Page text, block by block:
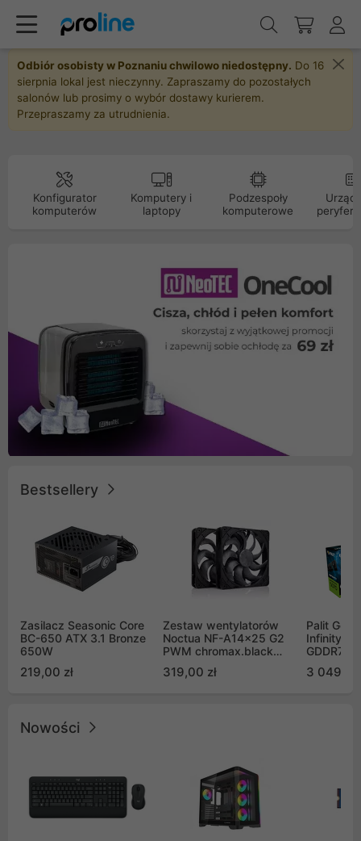
Odbiór osobisty w Poznaniu chwilowo niedostępny. Do 16
sierpnia lokal jest nieczynny. Zapraszamy do pozostałych
salonów lub prosimy o wybór dostawy kurierem.
Przepraszamy za utrudnienia.
Konfigurator
komputerów
Komputery i
laptopy
Podzespoły
komputerowe
Bestsellery
Zasilacz Seasonic Core
BC-650 ATX 3.1 Bronze
650W
219,00 zł
Zestaw wentylatorów
Noctua NF-A14x25 G2
PWM chromax.black
Push Pull (2szt)
319,00 zł
Palit
Infinity 3
GDDR7
GB2050S)
3 049,00
Nowości